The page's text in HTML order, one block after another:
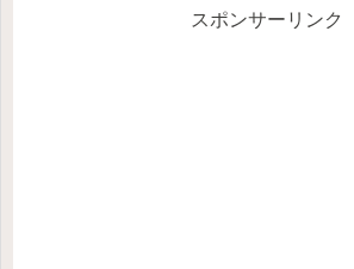
スポンサーリンク